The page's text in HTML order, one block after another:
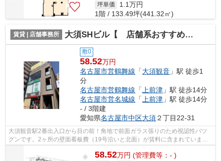
坪単価 1.1万円
1階 / 133.49坪(441.32㎡)
賃貸 | 店舗事務所 大須SHビル【 店舗系おすすめ 】
敷0
58.52万円
名古屋市営鶴舞線 「大須観音 」駅 徒歩1
分
名古屋市営鶴舞線 「 上前津 」駅 徒歩14分
名古屋市営名城線 「 上前津 」駅 徒歩14分
- / 3階建
愛知県名古屋市中区大須２丁目22-31
大須観音駅2番出入口から目の前！角地で前面ガラス張りのため視認性バツ
グンです。2ヶ所の壁面看板費（19号沿いと北面）が賃料に含まれていま
58.52万円 (管理費等：- )